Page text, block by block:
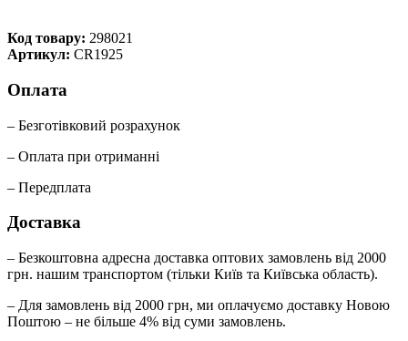
Код товару: 298021
Артикул: CR1925
Оплата
– Безготівковий розрахунок
– Оплата при отриманні
– Передплата
Доставка
– Безкоштовна адресна доставка оптових замовлень від 2000
грн. нашим транспортом (тільки Київ та Київська область).
– Для замовлень від 2000 грн, ми оплачуємо доставку Новою
Поштою – не більше 4% від суми замовлень.